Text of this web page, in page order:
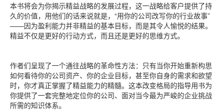
本书将会为你揭示精益战略的发展过程，这一战略给客户提供了持
久的价值，用他们的话来说就是，“用你的公司改写你的行业故事”
——因为盈利能力并非精益的基本目标，而是其令人愉悦的结果。
精益不仅是更好的行动方式，而且还是更好的思维方式。
作者们呈现了一个通往战略的革命性方法：只有当你开始重新构思
如何看待你的公司资产、你的企业目标，甚至你自身的需求和欲望
时，你才真正掌握了精益能力的精髓。这本改变格局的指导用书为
你提供了一套完整地定位你的公司、面对当今最为严峻的企业挑战
所需的知识体系。